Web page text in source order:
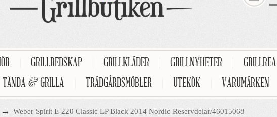
GRILLREDSKAP GRILLKLÄDER GRILLNYHETER GRILLREA
TÄNDA & GRILLA TRÄDGÅRDSMÖBLER UTEKÖK VARUMÄRKEN
→ Weber Spirit E-220 Classic LP Black 2014 Nordic Reservdelar/46015068